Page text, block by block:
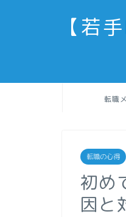
【若
転職
転職の心得
初め
因と